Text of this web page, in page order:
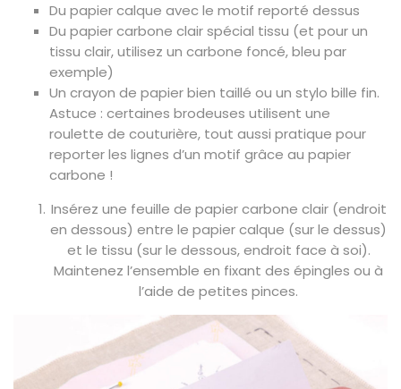
Du papier calque avec le motif reporté dessus
Du papier carbone clair spécial tissu (et pour un
tissu clair, utilisez un carbone foncé, bleu par
exemple)
Un crayon de papier bien taillé ou un stylo bille fin.
Astuce : certaines brodeuses utilisent une
roulette de couturière, tout aussi pratique pour
reporter les lignes d’un motif grâce au papier
carbone !
Insérez une feuille de papier carbone clair (endroit
en dessous) entre le papier calque (sur le dessus)
et le tissu (sur le dessous, endroit face à soi).
Maintenez l’ensemble en fixant des épingles ou à
l’aide de petites pinces.